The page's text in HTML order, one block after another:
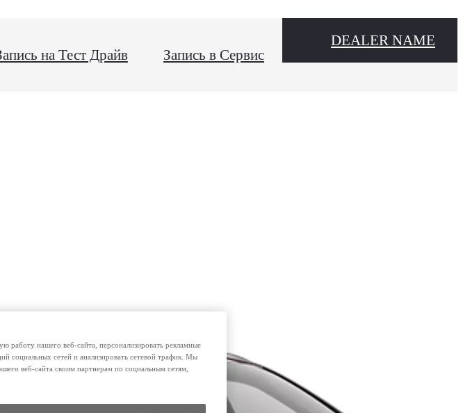
на Тест Драйв Запись в Сервис
DEALER NAME
работу нашего веб-сайта, персонализировать рекламные
социальных сетей и анализировать сетевой трафик. Мы
веб-сайта своим партнерам по социальным сетям,